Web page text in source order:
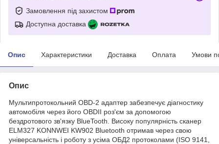
Замовлення під захистом
Доступна доставка
Опис Характеристики Доставка Оплата Умови
Опис
Мультипротокольний OBD-2 адаптер забезпечує діагностику
автомобіля через його OBDII роз'єм за допомогою
бездротового зв'язку BlueTooth. Високу популярність сканер
ELM327 KONNWEI KW902 Bluetooth отримав через свою
універсальність і роботу з усіма ОБД2 протоколами (ISO 9141,